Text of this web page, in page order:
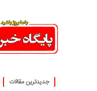
جدیدترین مقالات